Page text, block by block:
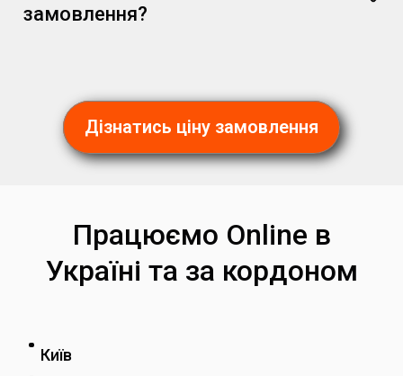
(за умови, що вони не суперечать початковим
замовлення?
Дізнатись ціну замовлення
Працюємо Online в
Україні та за кордоном
Київ